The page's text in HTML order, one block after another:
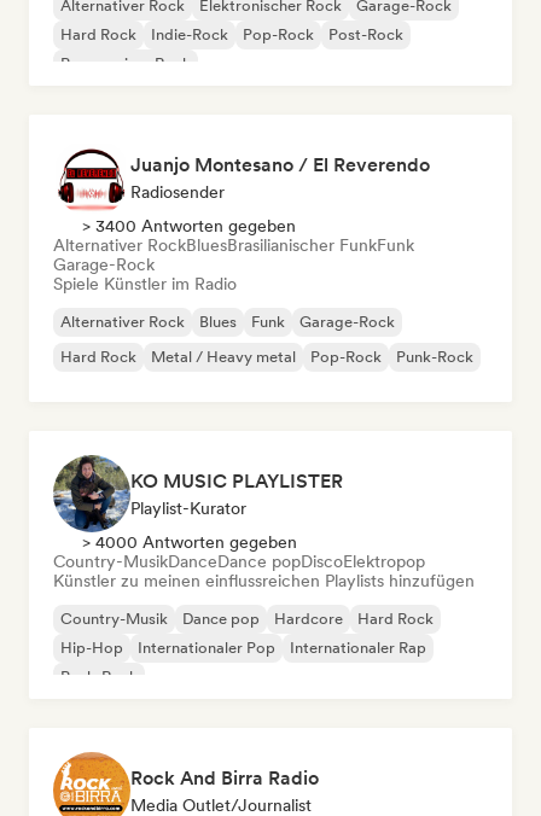
Alternativer Rock Elektronischer Rock
Garage-Rock
Hard Rock
Indie-Rock Pop-Rock
Post-Rock
Progressiver Rock
Juanjo Montesano / El Reverendo
Radiosender
> 3400 Antworten gegeben
Alternativer RockBluesBrasilianischer FunkFunk
Garage-Rock
Spiele Künstler im Radio
Alternativer Rock Blues Funk
Garage-Rock
Hard Rock
Metal / Heavy metal Pop-Rock Punk-Rock
KO MUSIC PLAYLISTER
Playlist-Kurator
> 4000 Antworten gegeben
Country-MusikDanceDance popDiscoElektropop
Künstler zu meinen einflussreichen Playlists hinzufügen
Country-Musik Dance pop Hardcore
Hard Rock
Hip-Hop
Internationaler Pop
Internationaler Rap
Punk-Rock
Rock And Birra Radio
Media Outlet/Journalist